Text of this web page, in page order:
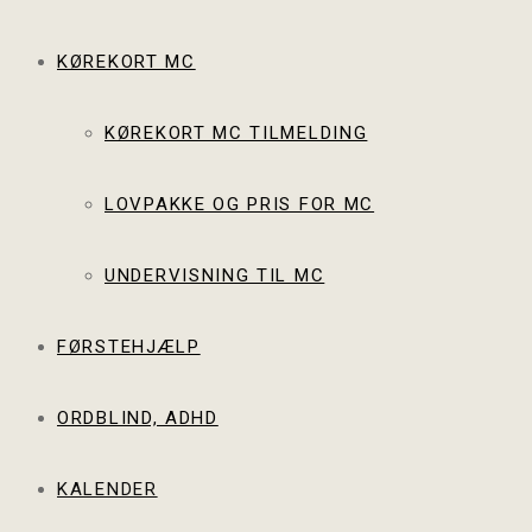
KØREKORT MC
KØREKORT MC TILMELDING
LOVPAKKE OG PRIS FOR MC
UNDERVISNING TIL MC
FØRSTEHJÆLP
ORDBLIND, ADHD
KALENDER